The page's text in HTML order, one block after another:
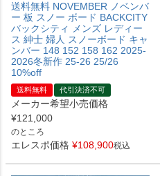
送料無料 NOVEMBER ノベンバ
ー 板 スノー ボード BACKCITY
バックシティ メンズ レディー
ス 紳士 婦人 スノーボード キャ
ンバー 148 152 158 162 2025-
2026冬新作 25-26 25/26
10%off
送料無料 代引決済不可
メーカー希望小売価格
¥121,000
のところ
エレスポ価格 ¥108,900税込